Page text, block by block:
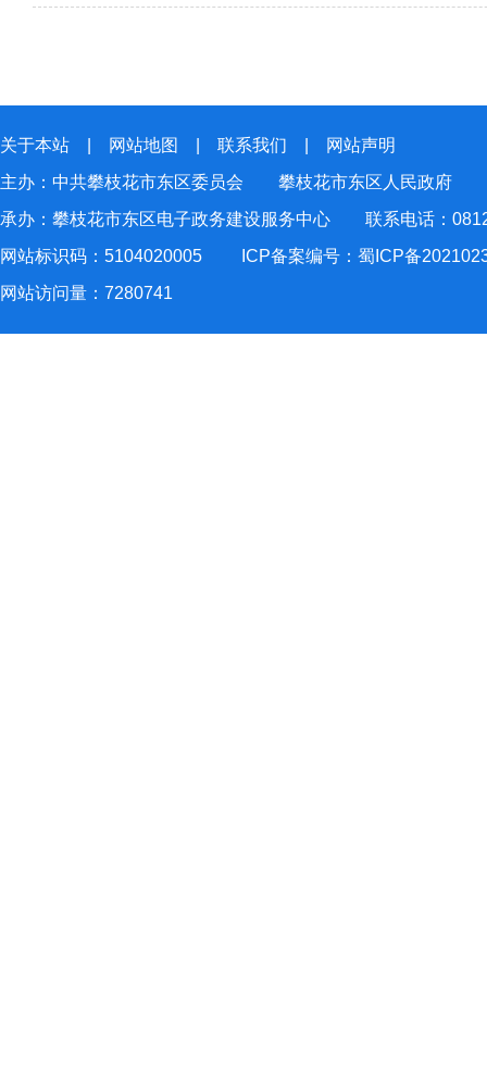
关于本站 网站地图 联系我们
网站声明
主办：中共攀枝花市东区委员会 攀枝花市东区人民政府
承办：攀枝花市东区电子政务建设服务中心 联系电话：
网站标识码：5104020005
ICP备案编号：蜀ICP备
网站访问量： 7280741